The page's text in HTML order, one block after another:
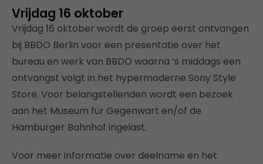
Vrijdag 16 oktober
Vrijdag 16 oktober wordt de groep eerst ontvangen
bij BBDO Berlin voor een presentatie over het
bureau en werk van BBDO waarna ‘s middags een
ontvangst volgt in het hypermoderne Sony Style
Store. Voor belangstellenden wordt een bezoek
aan het Museum für Gegenwart en/of de
Hamburger Bahnhof ingelast.
Voor meer informatie over deelname en het